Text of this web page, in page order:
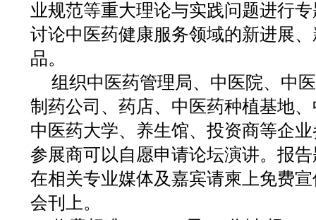
业规范等重大理论与实践问题进行
讨论中医药健康服务领域的新进展
品。
组织中医药管理局、中医院、中
制药公司、药店、中医药种植基地
中医药大学、养生馆、投资商等企
参展商可以自愿申请论坛演讲。报
在相关专业媒体及嘉宾请柬上免费
会刊上。